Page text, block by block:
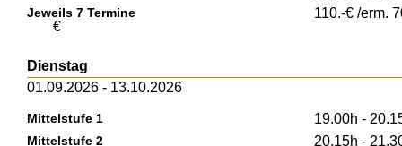
Jeweils 7 Termine
110.-€ /erm.
€
Dienstag
01.09.2026 - 13.10.2026
Mittelstufe 1 19.00h -
Mittelstufe 2 20.15h -